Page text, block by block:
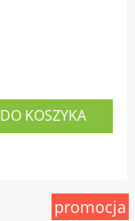
promocja
DO KOSZYKA